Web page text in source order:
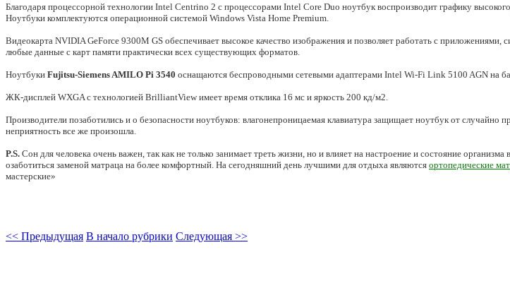
Благодаря процессорной технологии Intel Centrino 2 с процессорами Intel Core Duo ноутбук воспроизводит графику
Ноутбуки комплектуются операционной системой Windows Vista Home Premium.
Видеокарта NVIDIA GeForce 9300M GS обеспечивает высокое качество изображения и позволяет работать с
любые данные с карт памяти практически всех существующих форматов.
Ноутбуки Fujitsu-Siemens AMILO Pi 3540 оснащаются беспроводными сетевыми адаптерами Intel Wi-Fi Link 5100 AGN на
ЖК-дисплей WXGA с технологией BrilliantView имеет время отклика 16 мс и яркость 200 кд/м2.
Производители позаботились и о безопасности ноутбуков: влагонепроницаемая клавиатура защищает ноутбук от
неприятность все же произошла.
P.S. Сон для человека очень важен, так как не только занимает треть жизни, но и влияет на настроение и состояние
озаботиться заменой матраца на более комфортный. На сегодняшний день лучшими для отдыха являются ортопедические
мастерские»
<< Предыдущая В начало рубрики Следующая >>